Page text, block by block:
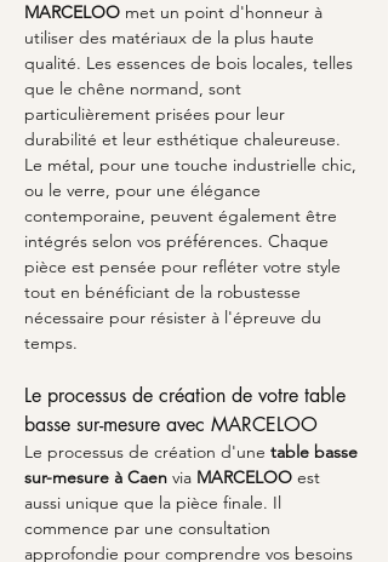
MARCELOO met un point d'honneur à
utiliser des matériaux de la plus haute
qualité. Les essences de bois locales, telles
que le chêne normand, sont
particulièrement prisées pour leur
durabilité et leur esthétique chaleureuse.
Le métal, pour une touche industrielle chic,
ou le verre, pour une élégance
contemporaine, peuvent également être
intégrés selon vos préférences. Chaque
pièce est pensée pour refléter votre style
tout en bénéficiant de la robustesse
nécessaire pour résister à l'épreuve du
temps.
Le processus de création de votre table
basse sur-mesure avec MARCELOO
Le processus de création d'une table basse
sur-mesure à Caen via MARCELOO est
aussi unique que la pièce finale. Il
commence par une consultation
approfondie pour comprendre vos besoins